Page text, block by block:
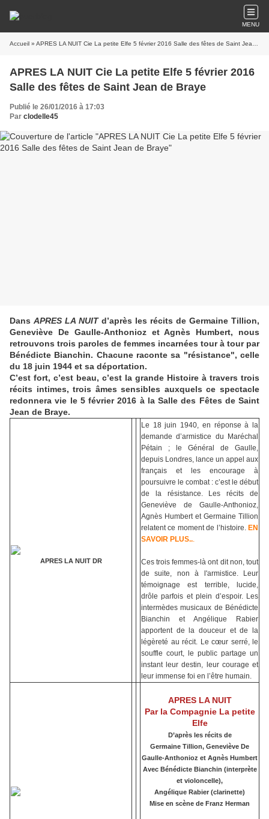
MENU
Accueil » APRES LA NUIT Cie La petite Elfe 5 février 2016 Salle des fêtes de Saint Jean de Braye
APRES LA NUIT Cie La petite Elfe 5 février 2016
Salle des fêtes de Saint Jean de Braye
Publié le 26/01/2016 à 17:03
Par clodelle45
Dans APRES LA NUIT d’après les récits de Germaine Tillion,
Geneviève De Gaulle-Anthonioz et Agnès Humbert, nous
retrouvons trois paroles de femmes incarnées tour à tour par
Bénédicte Bianchin. Chacune raconte sa "résistance", celle
du 18 juin 1944 et sa déportation.
C’est fort, c’est beau, c’est la grande Histoire à travers trois
récits intimes, trois âmes sensibles auxquels ce spectacle
redonnera vie le 5 février 2016 à la Salle des Fêtes de Saint
Jean de Braye.
APRES LA NUIT DR
Le 18 juin 1940, en réponse à la
demande d’armistice du Maréchal
Pétain ; le Général de Gaulle,
depuis Londres, lance un appel aux
français et les encourage à
poursuivre le combat : c’est le début
de la résistance. Les récits de
Geneviève de Gaulle-Anthonioz,
Agnès Humbert et Germaine Tillion
relatent ce moment de l’histoire. EN
SAVOIR PLUS...
Ces trois femmes-là ont dit non, tout
de suite, non à l'armistice. Leur
témoignage est terrible, lucide,
drôle parfois et plein d’espoir. Les
intermèdes musicaux de Bénédicte
Bianchin et Angélique Rabier
apportent de la douceur et de la
légèreté au récit. Le cœur serré, le
souffle court, le public partage un
instant leur destin, leur courage et
leur immense foi en l’être humain.
APRES LA NUIT
Par la Compagnie La petite
Elfe
D’après les récits de
Germaine Tillion, Geneviève De
Gaulle-Anthonioz et Agnès Humbert
Avec Bénédicte Bianchin (interprète
et violoncelle),
Angélique Rabier (clarinette)
Mise en scène de Franz Herman